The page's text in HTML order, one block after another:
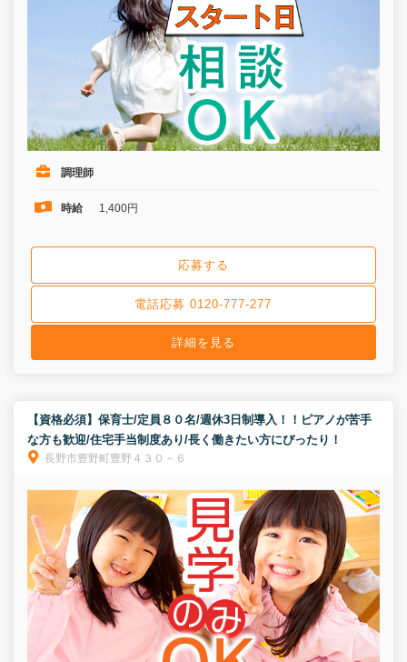
調理師
時給 1,400円
応募する
電話応募 0120-777-277
詳細を見る
【資格必須】保育士/定員８０名/週休3日制導入！！ピアノが苦手
な方も歓迎/住宅手当制度あり/長く働きたい方にぴったり！
長野市豊野町豊野４３０－６